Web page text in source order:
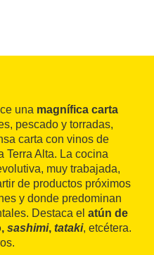
una magnífica carta
pescado y torradas,
carta con vinos de
Terra Alta. La cocina
muy trabajada,
de productos próximos
y donde predominan
Destaca el atún de
sashimi, tataki, etcétera.